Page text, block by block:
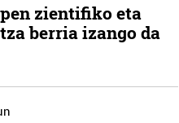
zientifiko eta
berria izango da